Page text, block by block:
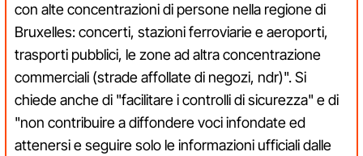
con alte concentrazioni di persone nella regione di
Bruxelles: concerti, stazioni ferroviarie e aeroporti,
trasporti pubblici, le zone ad altra concentrazione
commerciali (strade affollate di negozi, ndr)". Si
chiede anche di "facilitare i controlli di sicurezza" e di
"non contribuire a diffondere voci infondate ed
attenersi e seguire solo le informazioni ufficiali dalle